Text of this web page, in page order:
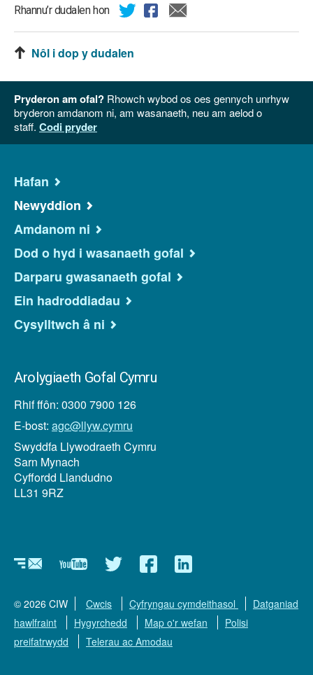
Rhannu’r dudalen hon
Nôl i dop y dudalen
Pryderon am ofal? Rhowch wybod os oes gennych unrhyw
bryderon amdanom ni, am wasanaeth, neu am aelod o
staff. Codi pryder
Hafan
Newyddion
Amdanom ni
Dod o hyd i wasanaeth gofal
Darparu gwasanaeth gofal
Ein hadroddiadau
Cysylltwch â ni
Arolygiaeth Gofal Cymru
Rhif ffôn: 0300 7900 126
E-bost: agc@llyw.cymru
Swyddfa Llywodraeth Cymru
Sarn Mynach
Cyffordd Llandudno
LL31 9RZ
Newyddlenni
YouTubeTwitterFacebookLinkedin
© 2026 CIW Cwcis Cyfryngau cymdeithasol
Datganiad
hawlfraint
Hygyrchedd Map o'r wefan
Polisi
preifatrwydd
Telerau ac Amodau